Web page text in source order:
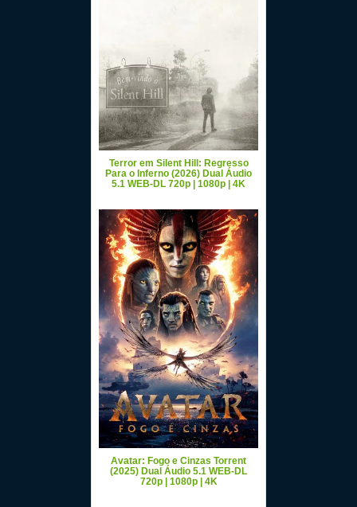
Terror em Silent Hill: Regresso
Para o Inferno (2026) Dual Áudio
5.1 WEB-DL 720p | 1080p | 4K
Avatar: Fogo e Cinzas Torrent
(2025) Dual Áudio 5.1 WEB-DL
720p | 1080p | 4K